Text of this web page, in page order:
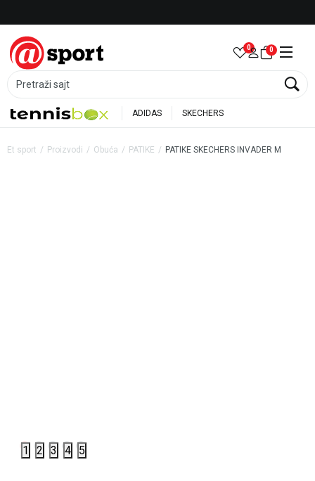
Pretraži sajt
0 0
ADIDAS SKECHERS
Et sport Proizvodi Obuća PATIKE PATIKE SKECHERS INVADER M
1 2 3 4 5